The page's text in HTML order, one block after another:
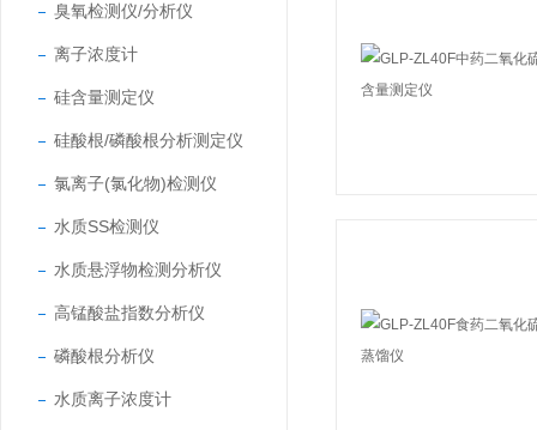
臭氧检测仪/分析仪
离子浓度计
硅含量测定仪
硅酸根/磷酸根分析测定仪
氯离子(氯化物)检测仪
水质SS检测仪
水质悬浮物检测分析仪
高锰酸盐指数分析仪
磷酸根分析仪
水质离子浓度计